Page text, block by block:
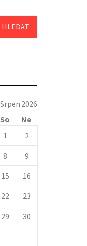
Srpen 2026
So
Ne
1
2
8 9
15 16
22 23
29 30